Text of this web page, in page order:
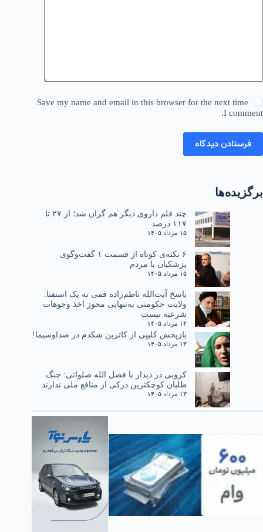
Save my name and email in this browser for the next time
I comment.
فرستادن دیدگاه
برگزیده‌ها
چند قلم داروی دیگر هم گران شد؛ از ۲۷ تا
۱۱۷ درصد
۱۵ مرداد ۱۴۰۵
۶ نکته‌ی کوتاه از قسمت ۱ گفت‌وگوی
پزشکیان با مردم
۱۵ مرداد ۱۴۰۵
پاسخ آیت‌الله ناظم‌زاده قمی به یک استفتا:
ولایت حکومتی به‌تنهایی مجوز اخذ وجوهات
شرعیه نیست
۱۴ مرداد ۱۴۰۵
بازپخش کلیپی از کاترین شکدم در صداوسیما!
۱۳ مرداد ۱۴۰۵
کروبی در دیدار با فضل الله صلواتی: جنگ
طلبان کوچکترین درکی از منافع ملی ندارند
۱۳ مرداد ۱۴۰۵